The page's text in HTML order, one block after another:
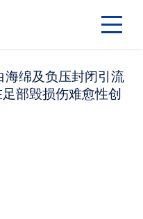
海绵及负压封闭引流
部毁损伤难愈性创